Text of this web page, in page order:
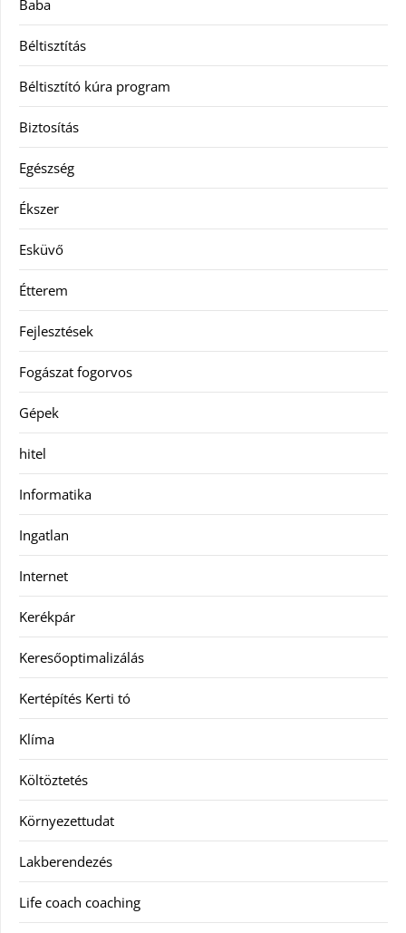
Baba
Béltisztítás
Béltisztító kúra program
Biztosítás
Egészség
Ékszer
Esküvő
Étterem
Fejlesztések
Fogászat fogorvos
Gépek
hitel
Informatika
Ingatlan
Internet
Kerékpár
Keresőoptimalizálás
Kertépítés Kerti tó
Klíma
Költöztetés
Környezettudat
Lakberendezés
Life coach coaching